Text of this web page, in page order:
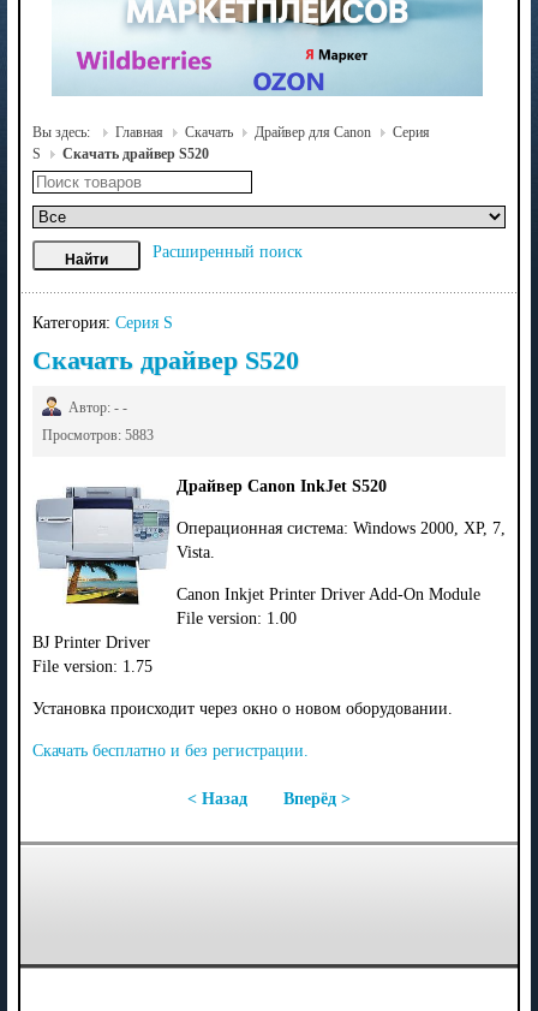
Вы здесь: Главная Скачать Драйвер для Canon
Серия
S
Скачать драйвер S520
Расширенный поиск
Категория: Серия S
Скачать драйвер S520
Автор: - -
Просмотров: 5883
Драйвер Canon InkJet S520
Операционная система: Windows 2000, XP, 7,
Vista.
Canon Inkjet Printer Driver Add-On Module
File version: 1.00
BJ Printer Driver
File version: 1.75
Установка происходит через окно о новом оборудовании.
Скачать бесплатно и без регистрации.
< Назад Вперёд >